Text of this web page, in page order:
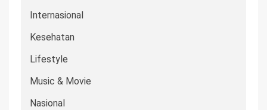
Internasional
Kesehatan
Lifestyle
Music & Movie
Nasional